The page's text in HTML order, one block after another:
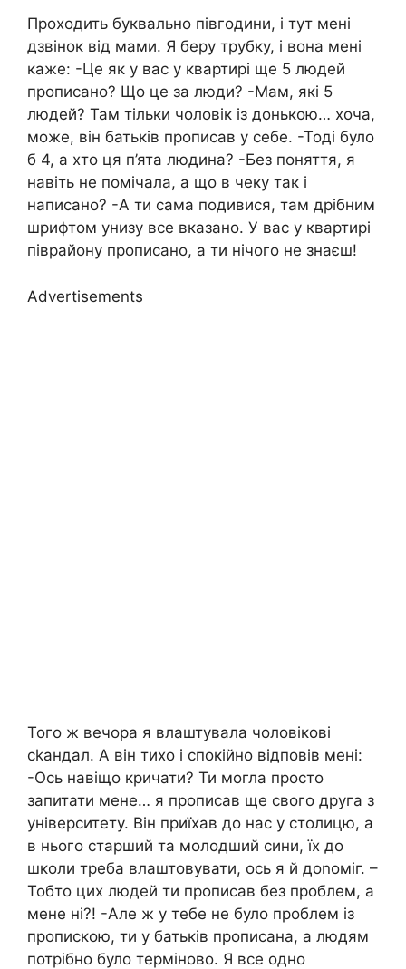
Проходить буквально півгодини, і тут мені
дзвінок від мами. Я беру трубку, і вона мені
каже: -Це як у вас у квартирі ще 5 людей
прописано? Що це за люди? -Мам, які 5
людей? Там тільки чоловік із донькою… хоча,
може, він батьків прописав у себе. -Тоді було
б 4, а хто ця п’ята людина? -Без поняття, я
навіть не помічала, а що в чеку так і
написано? -А ти сама подивися, там дрібним
шрифтом унизу все вказано. У вас у квартирі
піврайону прописано, а ти нічого не знаєш!
Advertisements
Того ж вечора я влаштувала чоловікові
сkандал. А він тихо і спокійно відповів мені:
-Ось навіщо кричати? Ти могла просто
запитати мене… я прописав ще свого друга з
університету. Він приїхав до нас у столицю, а
в нього старший та молодший сини, їх до
школи треба влаштовувати, ось я й доnоміг. –
Тобто цих людей ти прописав без проблем, а
мене ні?! -Але ж у тебе не було проблем із
пропискою, ти у батьків прописана, а людям
потрібно було терміново. Я все одно